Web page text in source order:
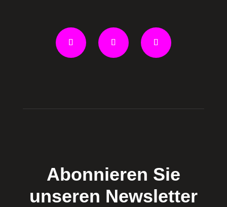
Abonnieren Sie
unseren Newsletter